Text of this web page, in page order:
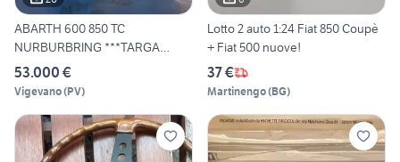
ABARTH 600 850 TC
NURBURBRING ***TARGA
ENNA***CE
53.000 €
Vigevano(PV)
Lotto 2 auto 1:24 Fiat 850 Coupè
+ Fiat 500 nuove!
37 €
Martinengo(BG)